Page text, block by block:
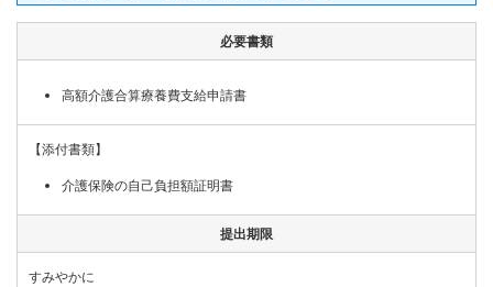
必要書類
高額介護合算療養費支給申請書
【添付書類】
介護保険の自己負担額証明書
提出期限
すみやかに